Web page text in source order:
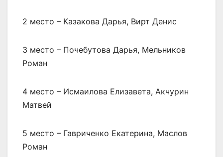
2 место – Казакова Дарья, Вирт Денис
3 место – Почебутова Дарья, Мельников
Роман
4 место – Исмаилова Елизавета, Акчурин
Матвей
5 место – Гавриченко Екатерина, Маслов
Роман